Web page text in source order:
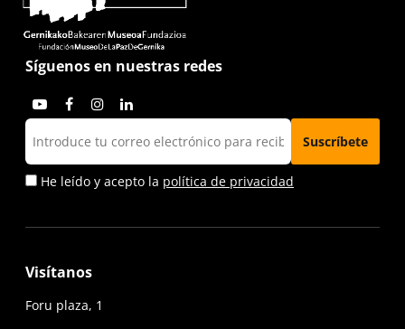
Síguenos en nuestras redes
He leído y acepto la política de privacidad
Visítanos
Foru plaza, 1